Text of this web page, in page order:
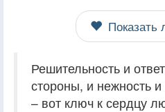
Показать
Решительность и
стороны, и нежность
– вот ключ к сердцу